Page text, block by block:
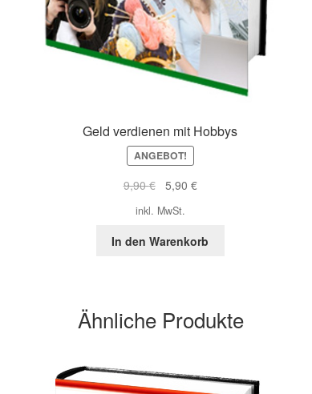
Geld verdienen mit Hobbys
ANGEBOT!
9,90€
Ursprünglicher
war:
9,90 €
5,90€Aktueller
5,90 €.
inkl. MwSt.
In den Warenkorb
Ähnliche Produkte